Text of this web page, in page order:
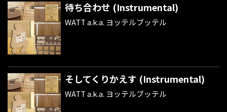
待ち合わせ (Instrumental)
WATT a.k.a. ヨッテルブッテル
そしてくりかえす (Instrumental)
WATT a.k.a. ヨッテルブッテル